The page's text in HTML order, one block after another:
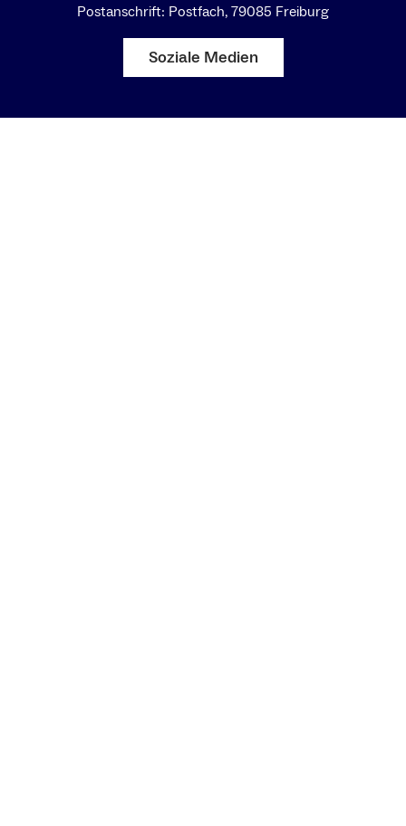
Postanschrift: Postfach, 79085 Freiburg
Soziale Medien